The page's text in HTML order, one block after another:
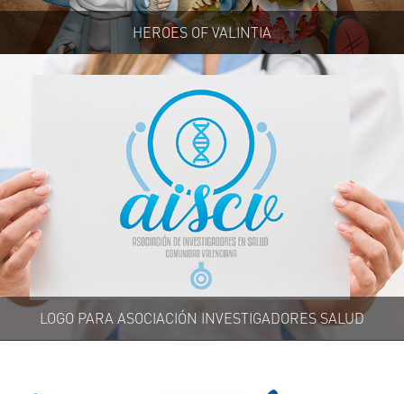
HEROES OF VALINTIA
LOGO PARA ASOCIACIÓN INVESTIGADORES SALUD